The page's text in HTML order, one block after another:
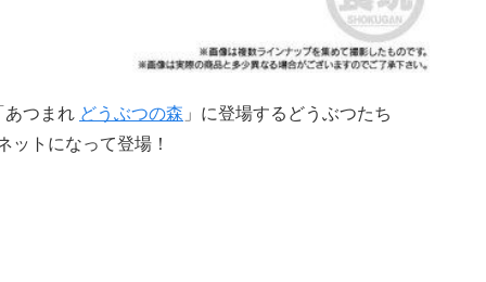
あつまれ どうぶつの森 」に登場するどうぶつたち
ットになって登場！